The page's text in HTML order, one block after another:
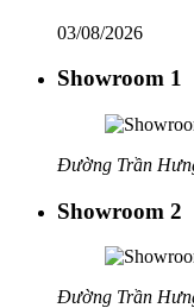
03/08/2026
Showroom 1
Đường Trần
Showroom 2
Đường Trần